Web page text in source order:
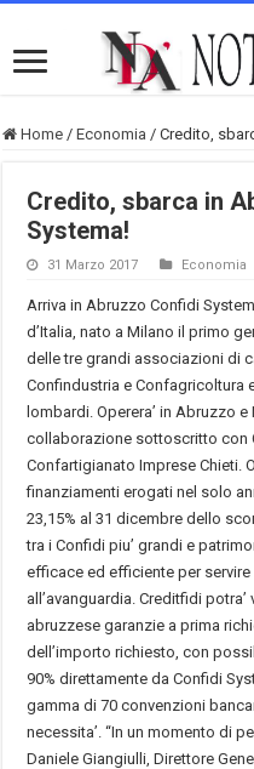
Home / Economia / Credito,
Credito, sbarca in
Systema!
31 Marzo 2017 Economia
Arriva in Abruzzo Confidi
d’Italia, nato a Milano il primo
delle tre grandi associazioni di
Confindustria e Confagricoltura
lombardi. Operera’ in Abruzzo
collaborazione sottoscritto con
Confartigianato Imprese Chieti.
finanziamenti erogati nel solo
23,15% al 31 dicembre dello
tra i Confidi piu’ grandi e
efficace ed efficiente per
all’avanguardia. Creditfidi
abruzzese garanzie a prima
dell’importo richiesto, con
90% direttamente da Confidi
gamma di 70 convenzioni
necessita’. “In un momento di
Daniele Giangiulli, Direttore